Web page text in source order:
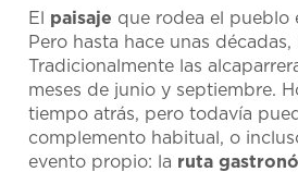
El paisaje que rodea el pueblo
Pero hasta hace unas
Tradicionalmente las
meses de junio y septiembre.
tiempo atrás, pero todavía
complemento habitual, o
evento propio: la ruta